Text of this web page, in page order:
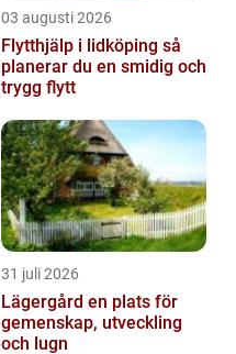
03 augusti 2026
Flytthjälp i lidköping så
planerar du en smidig och
trygg flytt
31 juli 2026
Lägergård en plats för
gemenskap, utveckling
och lugn